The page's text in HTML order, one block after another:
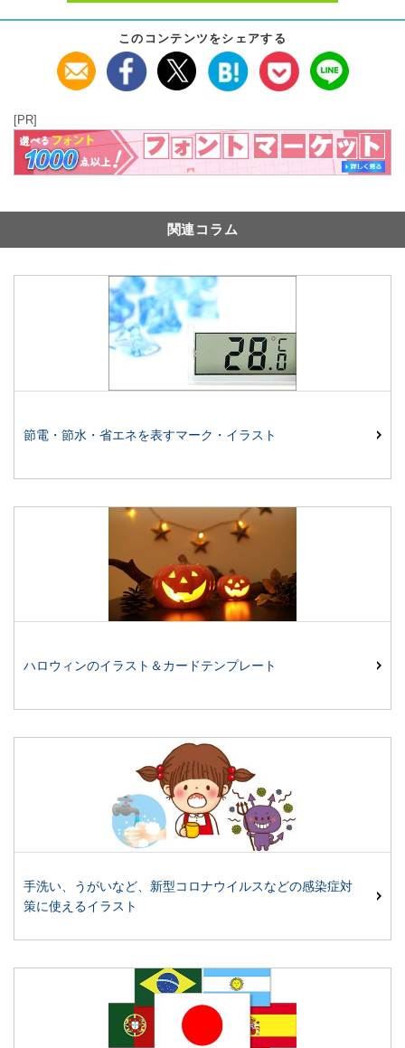
このコンテンツをシェアする
[PR]
関連コラム
節電・節水・省エネを表すマーク・イラスト
ハロウィンのイラスト＆カードテンプレート
手洗い、うがいなど、新型コロナウイルスなどの感染症対
策に使えるイラスト